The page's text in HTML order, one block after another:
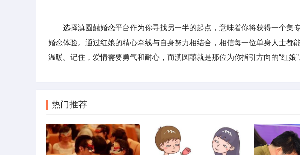
选择滇圆囍婚恋平台作为你寻找另一半的起点，意味着你将获得一个集
婚恋体验。通过红娘的精心牵线与自身努力相结合，相信每一位单身人士都
温暖。记住，爱情需要勇气和耐心，而滇圆囍就是那位为你指引方向的“红娘”
热门推荐